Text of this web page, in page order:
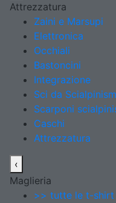
Attrezzatura
Zaini e Marsupi
Elettronica
Occhiali
Bastoncini
Integrazione
Sci da
Scarponi
Caschi
Attrezzatura
‹
Maglieria
>> tutte le t-shirt